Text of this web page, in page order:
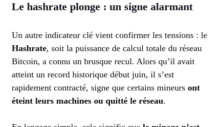
Le hashrate plonge : un signe alarmant
Un autre indicateur clé vient confirmer les tensions : le
Hashrate, soit la puissance de calcul totale du réseau
Bitcoin, a connu un brusque recul. Alors qu’il avait
atteint un record historique début juin, il s’est
rapidement contracté, signe que certains mineurs ont
éteint leurs machines ou quitté le réseau.